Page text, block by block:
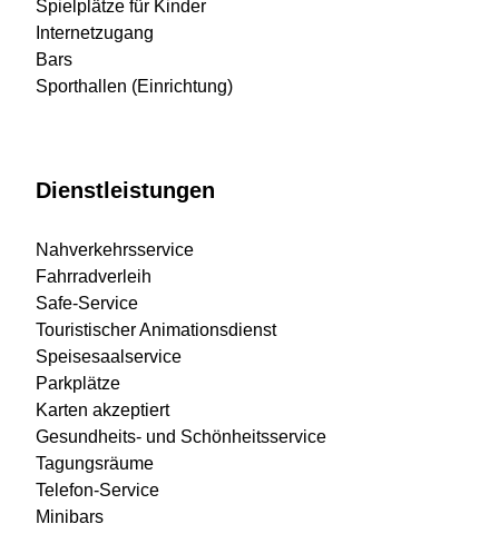
Spielplätze für Kinder
Internetzugang
Bars
Sporthallen (Einrichtung)
Dienstleistungen
Nahverkehrsservice
Fahrradverleih
Safe-Service
Touristischer Animationsdienst
Speisesaalservice
Parkplätze
Karten akzeptiert
Gesundheits- und Schönheitsservice
Tagungsräume
Telefon-Service
Minibars